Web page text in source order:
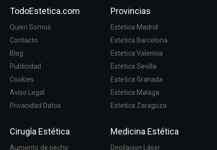
TodoEstetica.com
Quien Somos
Contacto
Blog
Publicidad
Cookies
Aviso Legal
Privacidad Datos
Provincias
Estetica Madrid
Estetica Barcelona
Estetica Valencia
Estetica Sevilla
Estetica Granada
Estetica Malaga
Estetica Zaragoza
Cirugía Estética
Aumento de pecho
Medicina Estética
Depilacion Láser